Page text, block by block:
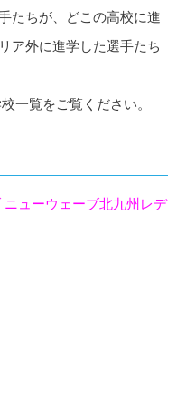
たちが、どこの高校に進
ア外に進学した選手たち
一覧をご覧ください。
ューウェーブ北九州レデ